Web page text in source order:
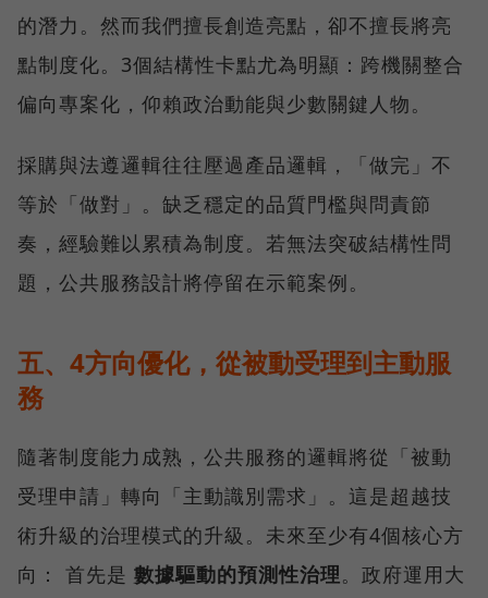
的潛力。然而我們擅長創造亮點，卻不擅長將亮
點制度化。3個結構性卡點尤為明顯：跨機關整合
偏向專案化，仰賴政治動能與少數關鍵人物。
採購與法遵邏輯往往壓過產品邏輯，「做完」不
等於「做對」。缺乏穩定的品質門檻與問責節
奏，經驗難以累積為制度。若無法突破結構性問
題，公共服務設計將停留在示範案例。
五、4方向優化，從被動受理到主動服
務
隨著制度能力成熟，公共服務的邏輯將從「被動
受理申請」轉向「主動識別需求」。這是超越技
術升級的治理模式的升級。未來至少有4個核心方
向： 首先是 數據驅動的預測性治理。政府運用大